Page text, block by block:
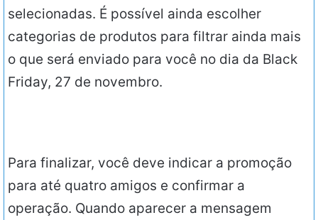
selecionadas. É possível ainda escolher
categorias de produtos para filtrar ainda mais
o que será enviado para você no dia da Black
Friday, 27 de novembro.
Para finalizar, você deve indicar a promoção
para até quatro amigos e confirmar a
operação. Quando aparecer a mensagem